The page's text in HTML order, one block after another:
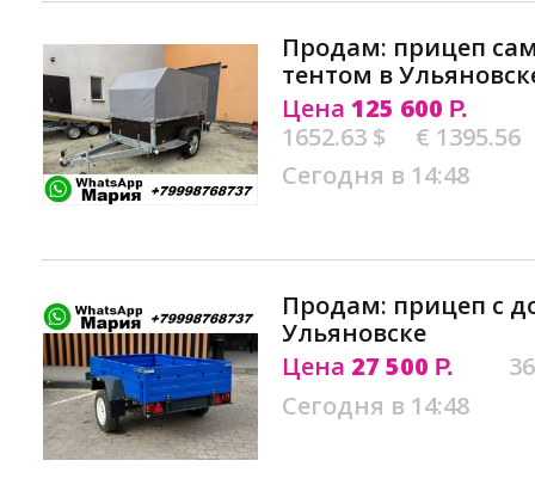
Продам: прицеп
тентом в
Цена 125 600 Р.
1652.63 $
€ 1395.56
Сегодня в 14:48
Продам: прицеп с
Ульяновске
Цена 27 500 Р.
Сегодня в 14:48